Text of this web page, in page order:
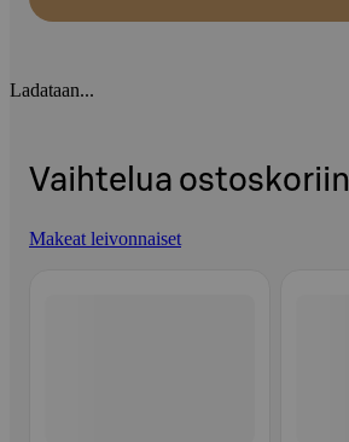
Ladataan...
Vaihtelua ostoskoriin
Makeat leivonnaiset